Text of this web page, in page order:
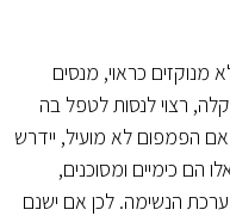
כראוי, מנסים
רצוי לנסות לטפל בה
הפמפום לא מועיל, יידרש
הם כימיים ומסוכנים,
הנשימה. לכן אם ישנם